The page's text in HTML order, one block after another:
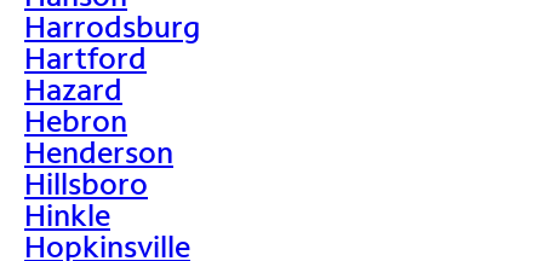
Harrodsburg
Hartford
Hazard
Hebron
Henderson
Hillsboro
Hinkle
Hopkinsville